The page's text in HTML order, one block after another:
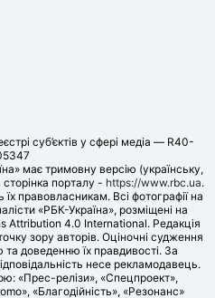
суб’єктів у сфері медіа — R40-
має тримовну версію (українську,
сторінка порталу - https://www.rbc.ua.
правовласникам. Всі фотографії на
«РБК-Україна», розміщені на
Attribution 4.0 International. Редакція
зору авторів. Оціночні судження
доведенню їх правдивості. За
несе рекламодавець.
«Прес-релізи», «Спецпроект»,
«Благодійність», «Резонанс»